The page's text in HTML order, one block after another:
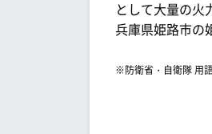
として大量の火
兵庫県姫路市の
※防衛省・自衛隊 用